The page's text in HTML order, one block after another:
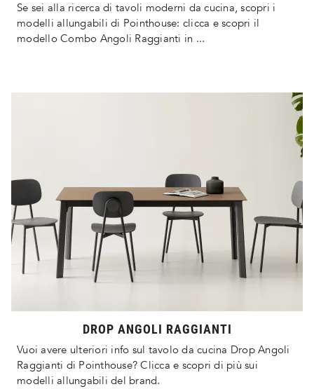
Se sei alla ricerca di tavoli moderni da cucina, scopri i
modelli allungabili di Pointhouse: clicca e scopri il
modello Combo Angoli Raggianti in ...
DROP ANGOLI RAGGIANTI
Vuoi avere ulteriori info sul tavolo da cucina Drop Angoli
Raggianti di Pointhouse? Clicca e scopri di più sui
modelli allungabili del brand.